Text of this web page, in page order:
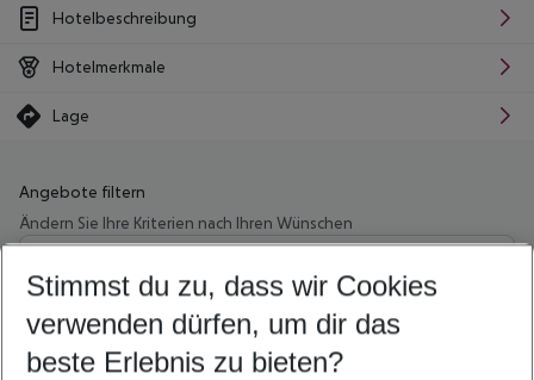
Hotelbeschreibung
Hotelmerkmale
Lage
Angebote filtern
Ändern Sie Ihre Kriterien nach Ihren Wünschen
Wähle deinen Abflughafen
Beliebiger Abflughafen
Wähle deinen Reisezeitraum
5-8 Nächte
Stimmst du zu, dass wir Cookies
verwenden dürfen, um dir das
beste Erlebnis zu bieten?